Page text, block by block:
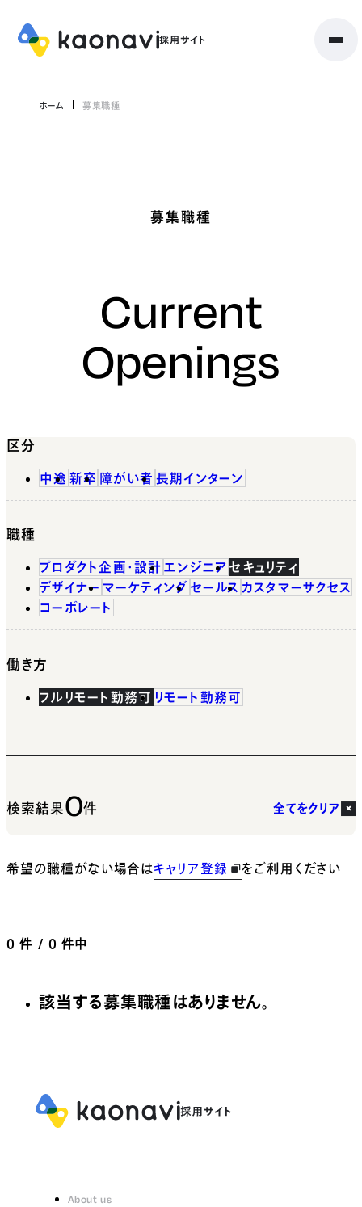
ホーム 募集職種
募集職種
Current
Openings
区分
中途 新卒 障がい者 長期インターン
職種
プロダクト企画・設計 エンジニア セキュリティ
デザイナー マーケティング セールス カスタマーサクセス
コーポレート
働き方
フルリモート勤務可 リモート勤務可
検索結果0件 全てをクリア
希望の職種がない場合はキャリア登録 をご利用ください
0 件 / 0 件中
該当する募集職種はありません。
About us